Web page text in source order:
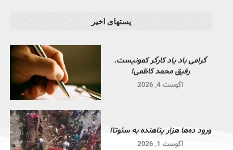
پستهای اخیر
گرامی باد یاد کارگر کمونیست.
رفیق محمد کاظمی!
آگوست 4, 2026
ورود ده‌ها هزار پناهنده به سئوتا!
آگوست 1, 2026